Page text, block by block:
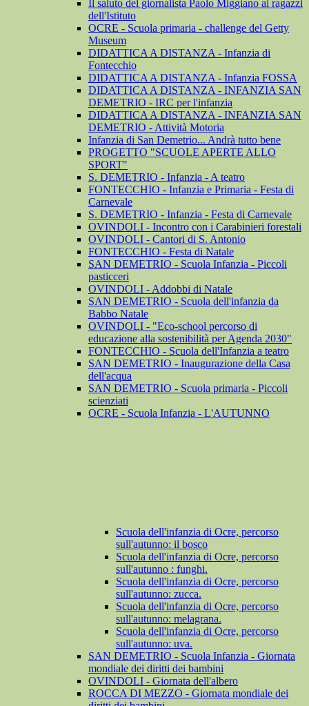
Il saluto del giornalista Paolo Miggiano ai ragazzi
dell'Istituto
OCRE - Scuola primaria - challenge del Getty
Museum
DIDATTICA A DISTANZA - Infanzia di
Fontecchio
DIDATTICA A DISTANZA - Infanzia FOSSA
DIDATTICA A DISTANZA - INFANZIA SAN
DEMETRIO - IRC per l'infanzia
DIDATTICA A DISTANZA - INFANZIA SAN
DEMETRIO - Attività Motoria
Infanzia di San Demetrio... Andrà tutto bene
PROGETTO "SCUOLE APERTE ALLO
SPORT"
S. DEMETRIO - Infanzia - A teatro
FONTECCHIO - Infanzia e Primaria - Festa di
Carnevale
S. DEMETRIO - Infanzia - Festa di Carnevale
OVINDOLI - Incontro con i Carabinieri forestali
OVINDOLI - Cantori di S. Antonio
FONTECCHIO - Festa di Natale
SAN DEMETRIO - Scuola Infanzia - Piccoli
pasticceri
OVINDOLI - Addobbi di Natale
SAN DEMETRIO - Scuola dell'infanzia da
Babbo Natale
OVINDOLI - "Eco-school percorso di
educazione alla sostenibilità per Agenda 2030"
FONTECCHIO - Scuola dell'Infanzia a teatro
SAN DEMETRIO - Inaugurazione della Casa
dell'acqua
SAN DEMETRIO - Scuola primaria - Piccoli
scienziati
OCRE - Scuola Infanzia - L'AUTUNNO
Scuola dell'infanzia di Ocre, percorso
sull'autunno: il bosco
Scuola dell'infanzia di Ocre, percorso
sull'autunno : funghi.
Scuola dell'infanzia di Ocre, percorso
sull'autunno: zucca.
Scuola dell'infanzia di Ocre, percorso
sull'autunno: melagrana.
Scuola dell'infanzia di Ocre, percorso
sull'autunno: uva.
SAN DEMETRIO - Scuola Infanzia - Giornata
mondiale dei diritti dei bambini
OVINDOLI - Giornata dell'albero
ROCCA DI MEZZO - Giornata mondiale dei